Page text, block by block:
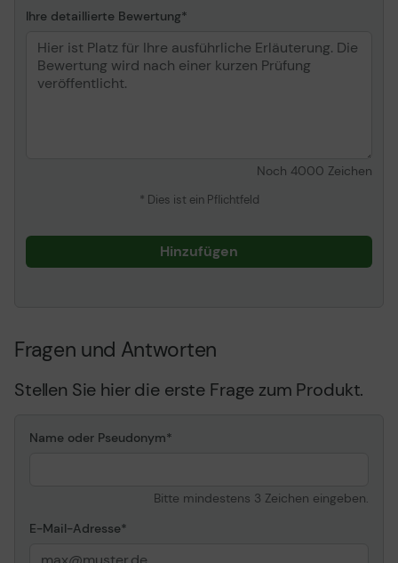
Ihre detaillierte Bewertung
Noch 4000 Zeichen
* Dies ist ein Pflichtfeld
Hinzufügen
Fragen und Antworten
Stellen Sie hier die erste Frage zum Produkt.
Name oder Pseudonym
Bitte mindestens 3 Zeichen eingeben.
E-Mail-Adresse